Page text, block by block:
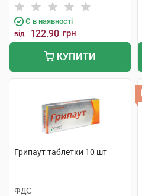
Є в наявності
від 122.90 грн
КУПИТИ
Грипаут таблетки 10 шт
ФДС